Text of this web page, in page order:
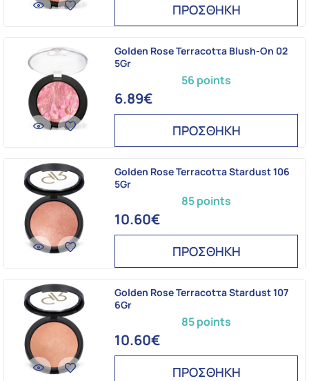
ΠΡΟΣΘΗΚΗ
56 points
Golden Rose Terracotτa Blush-On 02
5Gr
6.89€
ΠΡΟΣΘΗΚΗ
85 points
Golden Rose Terracotτa Stardust 106
5Gr
10.60€
ΠΡΟΣΘΗΚΗ
85 points
Golden Rose Terracotτa Stardust 107
6Gr
10.60€
ΠΡΟΣΘΗΚΗ